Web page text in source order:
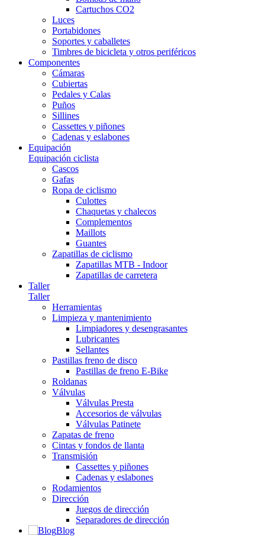
Cartuchos CO2
Luces
Portabidones
Soportes y caballetes
Timbres de bicicleta y otros periféricos
Componentes
Cámaras
Cubiertas
Pedales y Calas
Puños
Sillines
Cassettes y piñones
Cadenas y eslabones
Equipación
Equipación ciclista
Cascos
Gafas
Ropa de ciclismo
Culottes
Chaquetas y chalecos
Complementos
Maillots
Guantes
Zapatillas de ciclismo
Zapatillas MTB - Indoor
Zapatillas de carretera
Taller
Taller
Herramientas
Limpieza y mantenimiento
Limpiadores y desengrasantes
Lubricantes
Sellantes
Pastillas freno de disco
Pastillas de freno E-Bike
Roldanas
Válvulas
Válvulas Presta
Accesorios de válvulas
Válvulas Patinete
Zapatas de freno
Cintas y fondos de llanta
Transmisión
Cassettes y piñones
Cadenas y eslabones
Rodamientos
Dirección
Juegos de dirección
Separadores de dirección
Blog